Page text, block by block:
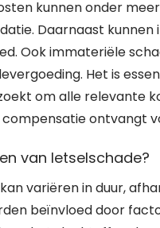
kunnen onder
Daarnaast
Ook immateriële
Het is
om alle relevante
ontvangt
van letselschade?
variëren in duur,
beïnvloed door